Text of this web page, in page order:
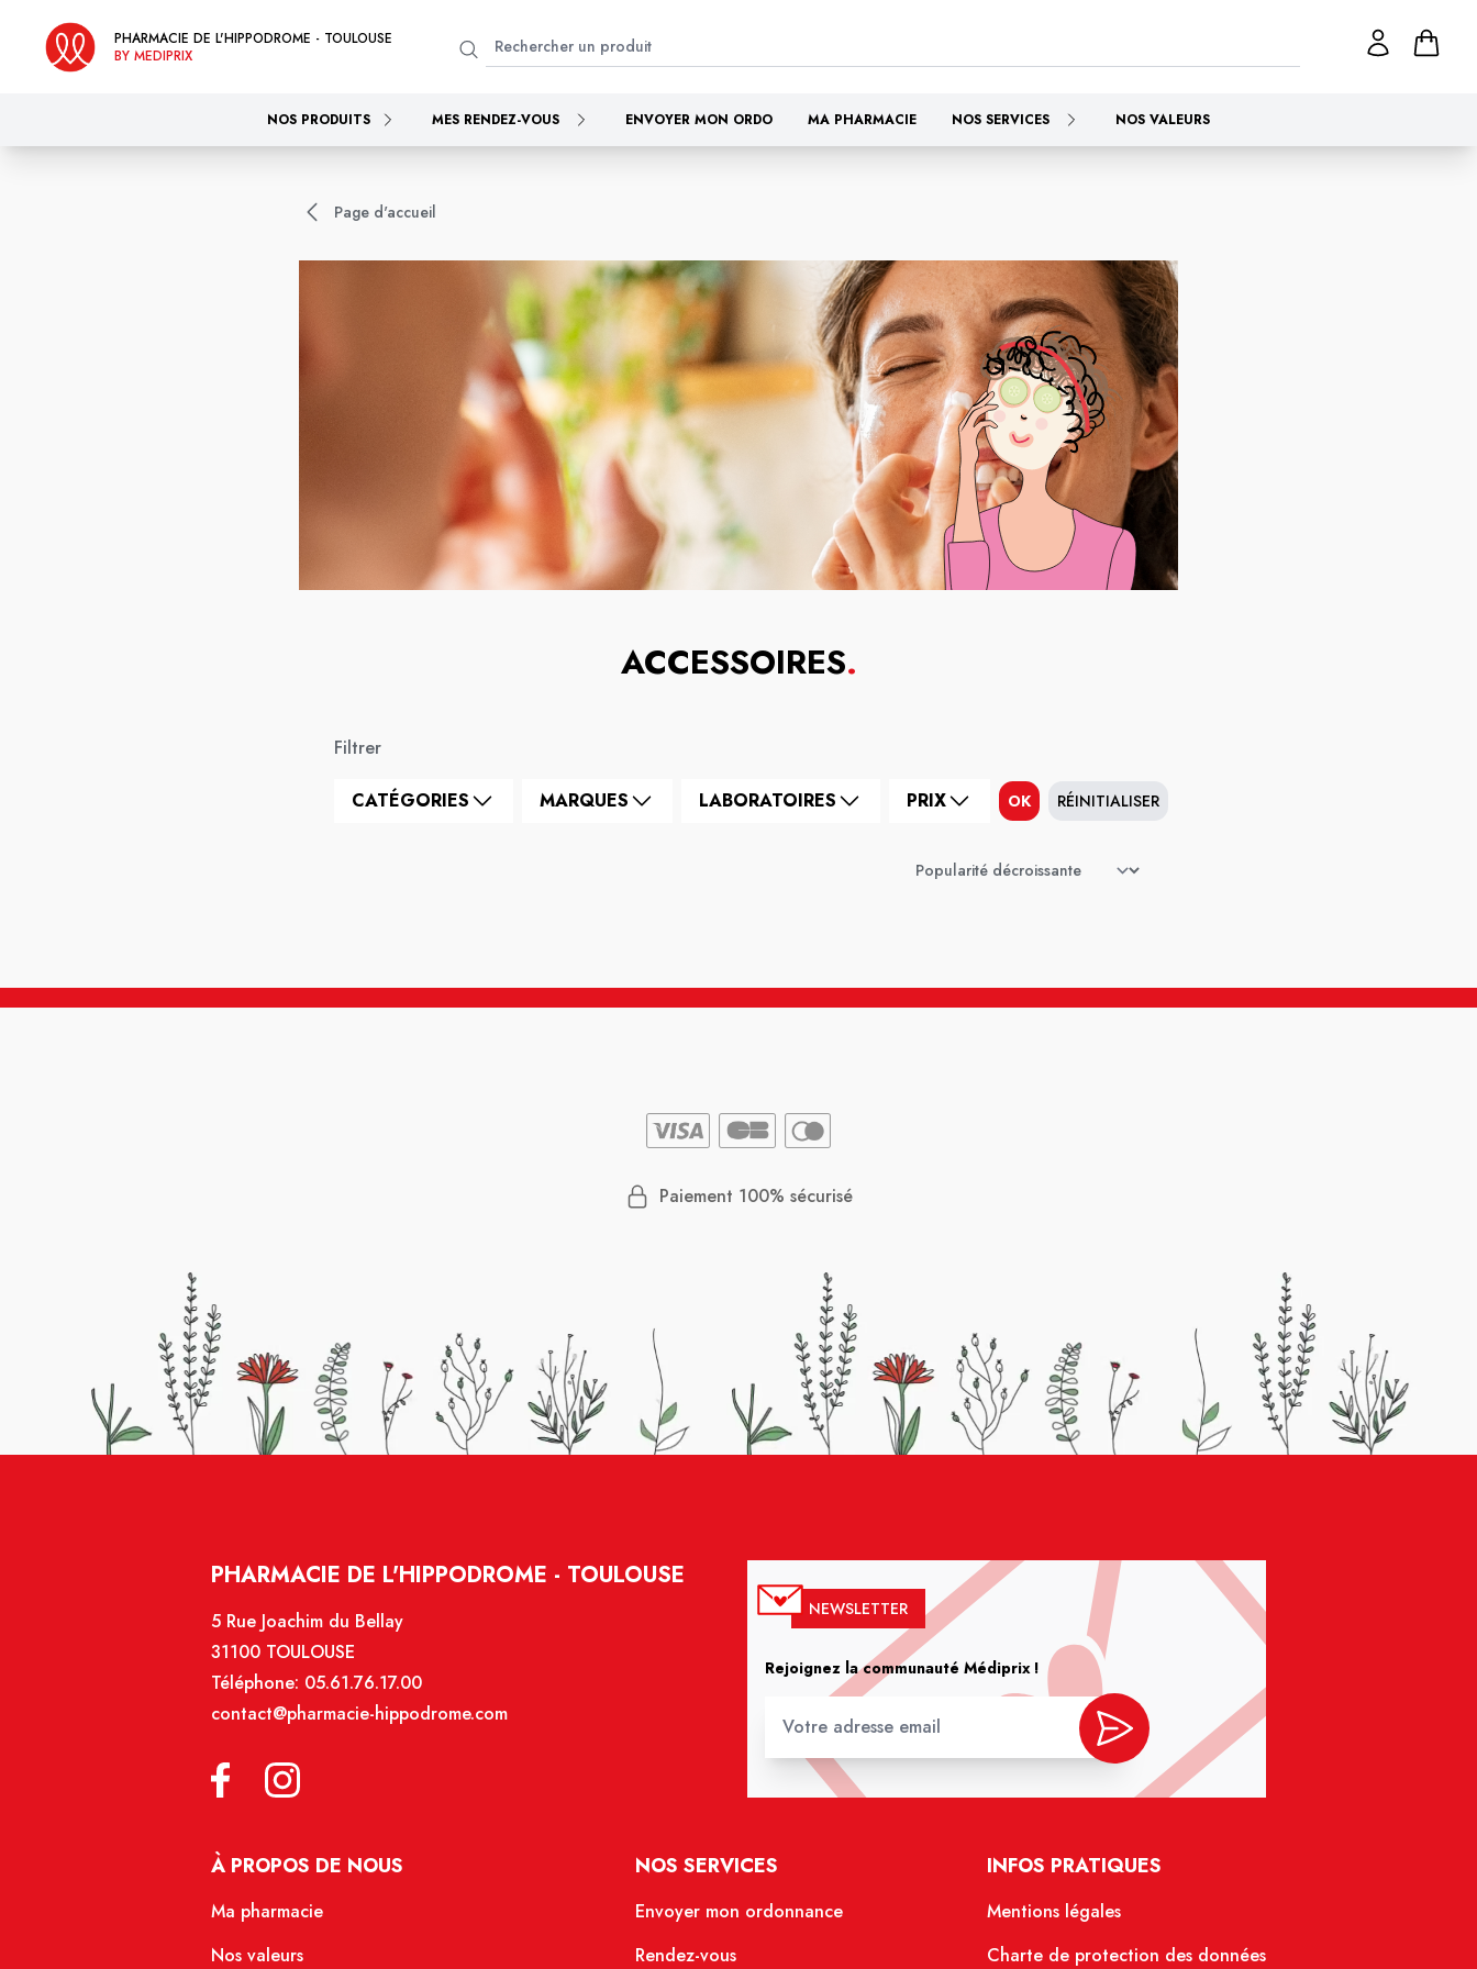
PHARMACIE DE L'HIPPODROME - TOULOUSE
BY MEDIPRIX
NOS PRODUITS MES RENDEZ-VOUS ENVOYER MON ORDO MA PHARMACIE NOS SERVICES NOS VALEURS
Page d'accueil
ACCESSOIRES.
Filtrer
CATÉGORIES MARQUES LABORATOIRES PRIX OK RÉINITIALISER
Paiement 100% sécurisé
PHARMACIE DE L'HIPPODROME - TOULOUSE
5 Rue Joachim du Bellay
31100 TOULOUSE
Téléphone: 05.61.76.17.00
contact@pharmacie-hippodrome.com
NEWSLETTER
Rejoignez la communauté Médiprix !
À PROPOS DE NOUS
Ma pharmacie
Nos valeurs
NOS SERVICES
Envoyer mon ordonnance
Rendez-vous
INFOS PRATIQUES
Mentions légales
Charte de protection des données